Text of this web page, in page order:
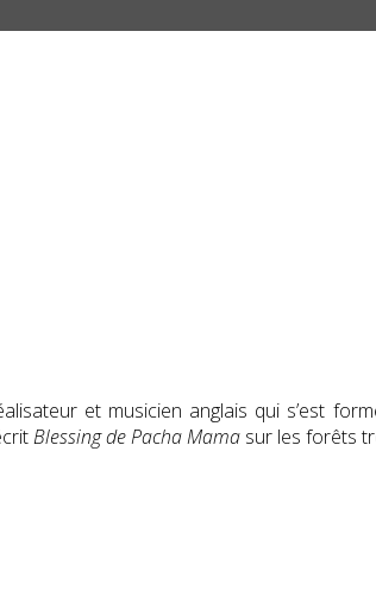
et musicien anglais qui s’est
Blessing de Pacha Mama sur les forêts